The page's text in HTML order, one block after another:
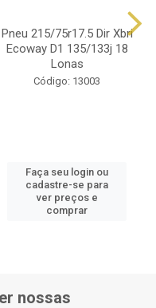
Pneu 215/75r17.5 Dir Xbri
Ecoway D1 135/133j 18
Lonas
Código: 13003
Faça seu login ou
cadastre-se para
ver preços e
comprar
nossas